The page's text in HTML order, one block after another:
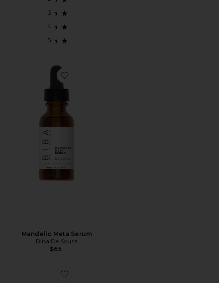
Favorite Mandelic Meta Serum
Mandelic Meta Serum
Biba De Sousa
$65
Favorite Eye Gel Cream